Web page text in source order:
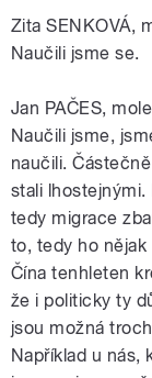
Zita SENKOVÁ,
Naučili jsme se.
Jan PAČES,
Naučili jsme,
naučili.
stali
tedy migrace
to, tedy ho nějak
Čína tenhleten
že i politicky ty
jsou možná
Například u nás,